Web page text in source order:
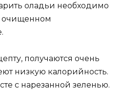
оладьи необходимо
очищенном
получаются очень
низкую калорийность.
с нарезанной зеленью.